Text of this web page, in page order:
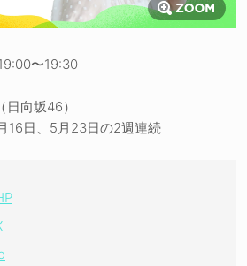
〜19:30
向坂46）
16日、5月23日の2週連続